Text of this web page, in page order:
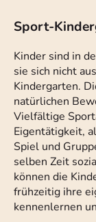
Sport-
Kinder sind in
sie sich nicht
Kindergarten.
natürlichen
Vielfältige
Eigentätigkeit,
Spiel und
selben Zeit
können die
frühzeitig ihre
kennenlernen